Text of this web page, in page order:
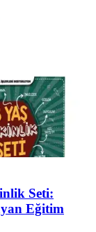
Seti:
Eğitim